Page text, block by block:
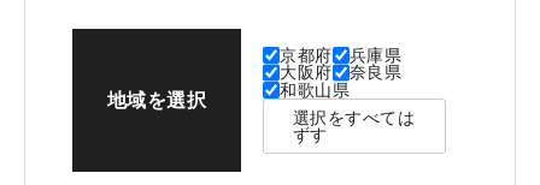
地域を選択
京都府
兵庫県
大阪府
奈良県
和歌山県
選択をすべては
ずす